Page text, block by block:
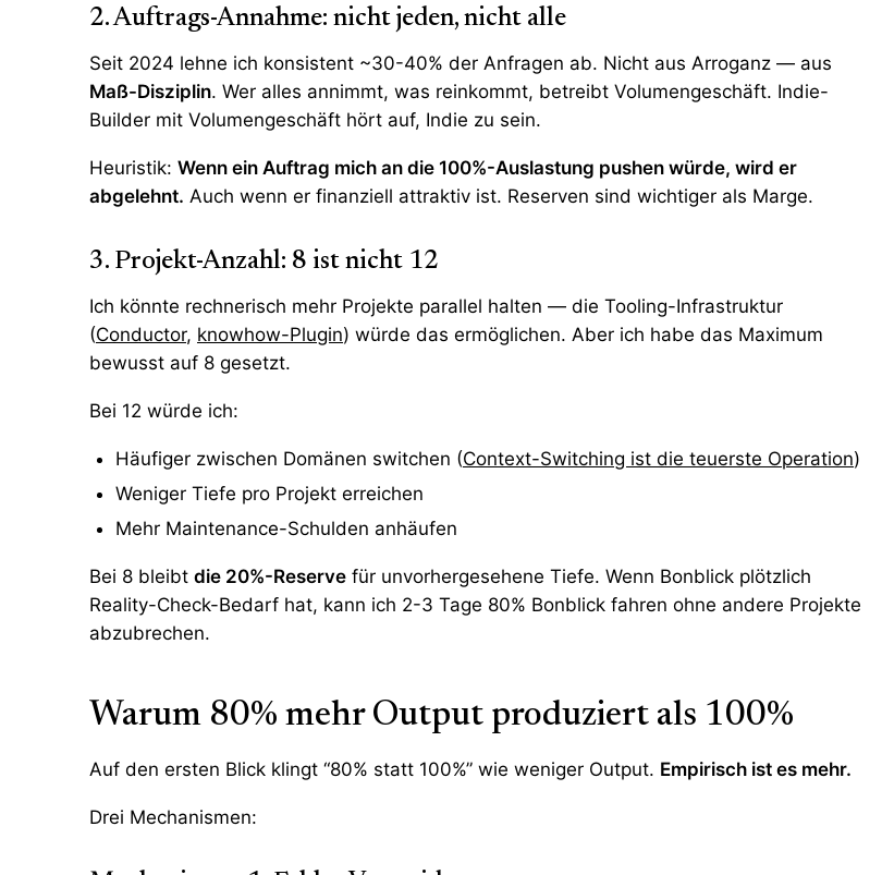
2. Auftrags-Annahme: nicht jeden, nicht alle
Seit 2024 lehne ich konsistent ~30-40% der Anfragen ab. Nicht aus Arroganz — aus
Maß-Disziplin. Wer alles annimmt, was reinkommt, betreibt Volumengeschäft. Indie-
Builder mit Volumengeschäft hört auf, Indie zu sein.
Heuristik: Wenn ein Auftrag mich an die 100%-Auslastung pushen würde, wird er
abgelehnt. Auch wenn er finanziell attraktiv ist. Reserven sind wichtiger als Marge.
3. Projekt-Anzahl: 8 ist nicht 12
Ich könnte rechnerisch mehr Projekte parallel halten — die Tooling-Infrastruktur
(Conductor, knowhow-Plugin) würde das ermöglichen. Aber ich habe das Maximum
bewusst auf 8 gesetzt.
Bei 12 würde ich:
Häufiger zwischen Domänen switchen (Context-Switching ist die teuerste Operation)
Weniger Tiefe pro Projekt erreichen
Mehr Maintenance-Schulden anhäufen
Bei 8 bleibt die 20%-Reserve für unvorhergesehene Tiefe. Wenn Bonblick plötzlich
Reality-Check-Bedarf hat, kann ich 2-3 Tage 80% Bonblick fahren ohne andere Projekte
abzubrechen.
Warum 80% mehr Output produziert als 100%
Auf den ersten Blick klingt “80% statt 100%” wie weniger Output. Empirisch ist es mehr.
Drei Mechanismen: